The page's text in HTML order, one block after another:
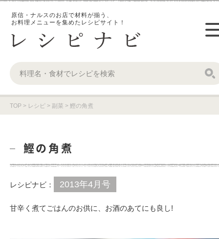
原信・ナルスのお店で材料が揃う、
お料理メニューを集めたレシピサイト！
TOP > レシピ > 副菜 > 鰹の角煮
鰹の角煮
レシピナビ： 2013年4月号
甘辛く煮てごはんのお供に、お酒のあてにも良し!